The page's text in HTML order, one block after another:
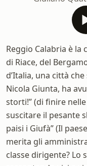
Reggio Calabria è la
di Riace, del
d’Italia, una città
Nicola Giunta, ha
storti!” (di finire
suscitare il pesante
paisi i Giufà” (Il
merita gli
classe dirigente? Lo